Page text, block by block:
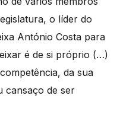
o líder do
António Costa para
é de si próprio (…)
da sua
cansaço de ser